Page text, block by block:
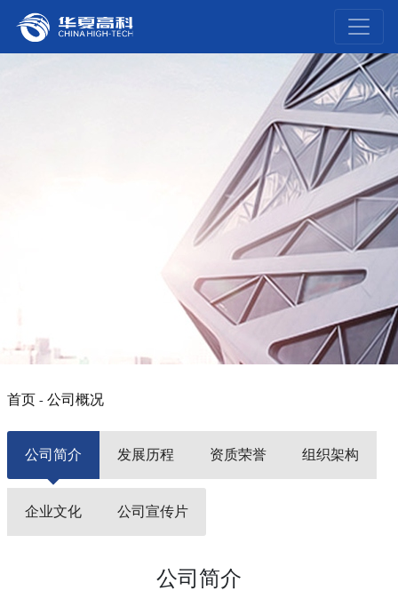
首页 - 公司概况
公司简介 发展历程 资质荣誉 组织架构
企业文化 公司宣传片
公司简介